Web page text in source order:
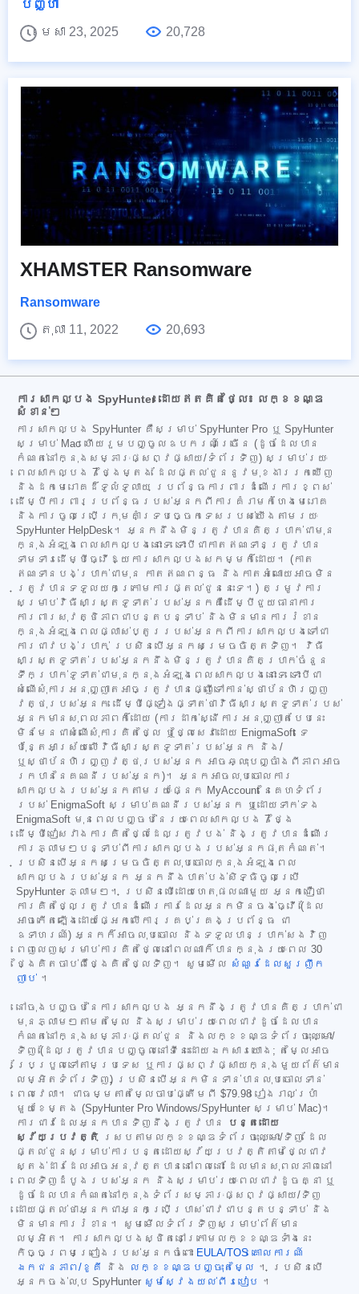
បញ្ហា
មេសា 23, 2025
20,728
XHAMSTER Ransomware
Ransomware
តុលា 11, 2022
20,693
ការសាកល្បង SpyHunter ដោយឥតគិតថ្លៃ៖ លក្ខខណ្ឌ
សំខាន់ៗ
ការសាកល្បង SpyHunter គឺសម្រាប់ SpyHunter Pro ឬ SpyHunter
សម្រាប់ Mac ហើយរួមបញ្ចូលឧបករណ៍ច្រើន (ដូចដែលបាន
កំណត់នៅក្នុងសម្ភារៈផ្សព្វផ្សាយ/ទំព័រទិញ) សម្រាប់រយៈ
ពេលសាកល្បង 7 ថ្ងៃម្តង ដែលផ្តល់ជូននូវមុខងាររកឃើញ
និងដកមេរោគដ៏ទូលំទូលាយ ប្រព័ន្ធការពារដំណើរការខ្ពស់
ដើម្បីការពារប្រព័ន្ធរបស់អ្នកពីការគំរាមកំហែងមេរោគ
និងការចូលប្រើក្រុមគាំទ្របច្ចេកទេសរបស់យើងតាមរយៈ
SpyHunter HelpDesk។ អ្នកនឹងមិនត្រូវបានគិតប្រាក់ជាមុន
ក្នុងអំឡុងពេលសាកល្បងនោះទេ ទោះបីជាកាតឥណទានត្រូវបាន
ទាមទារដើម្បីធ្វើឱ្យការសាកល្បងសកម្មក៏ដោយ។ (កាត
ឥណទានបង់ប្រាក់ជាមុន កាតឥណពន្ធ និងកាតអំណោយអាចមិន
ត្រូវបានទទួលយកក្រោមការផ្តល់ជូននេះទេ។) តម្រូវការ
សម្រាប់វិធីសាស្ត្រទូទាត់របស់អ្នកគឺដើម្បីជួយធានាការ
ការពារសុវត្ថិភាពជាបន្តបន្ទាប់ និងមិនមានការរំខាន
ក្នុងអំឡុងពេលផ្លាស់ប្តូររបស់អ្នកពីការសាកល្បងទៅជា
ការជាវបង់ប្រាក់ ប្រសិនបើអ្នកសម្រេចចិត្តទិញ។ វិធី
សាស្ត្រទូទាត់របស់អ្នកនឹងមិនត្រូវបានគិតប្រាក់ចំនួន
ទឹកប្រាក់ទូទាត់ជាមុនក្នុងអំឡុងពេលសាកល្បងនោះទេ ទោះបីជា
សំណើសុំការអនុញ្ញាតអាចត្រូវបានផ្ញើទៅកាន់ស្ថាប័នហិរញ្ញ
វត្ថុរបស់អ្នក ដើម្បីផ្ទៀងផ្ទាត់ថាវិធីសាស្ត្រទូទាត់របស់
អ្នកមានសុពលភាពក៏ដោយ (ការដាក់ស្នើការអនុញ្ញាតបែបនេះ
មិនមែនជាសំណើសុំការគិតថ្លៃ ឬថ្លៃសេវាដោយ EnigmaSoft ទេ
ប៉ុន្តែអាស្រ័យលើវិធីសាស្ត្រទូទាត់របស់អ្នក និង/
ឬស្ថាប័នហិរញ្ញវត្ថុរបស់អ្នក អាចឆ្លុះបញ្ចាំងពីភាពអាច
រកបាននៃគណនីរបស់អ្នក)។ អ្នកអាចលុបចោលការ
សាកល្បងរបស់អ្នកតាមរយៈផ្នែក MyAccount នៃគេហទំព័រ
របស់ EnigmaSoft សម្រាប់គណនីរបស់អ្នក ឬដោយទាក់ទង
EnigmaSoft មុនពេលបញ្ចប់នៃរយៈពេលសាកល្បង 7 ថ្ងៃ
ដើម្បីជៀសវាងការគិតថ្លៃដែលត្រូវបង់ និងត្រូវបានដំណើរ
ការភ្លាមៗបន្ទាប់ពីការសាកល្បងរបស់អ្នកផុតកំណត់។
ប្រសិនបើអ្នកសម្រេចចិត្តលុបចោលក្នុងអំឡុងពេល
សាកល្បងរបស់អ្នក អ្នកនឹងបាត់បង់សិទ្ធិចូលប្រើ
SpyHunter ភ្លាមៗ។ ប្រសិនបើដោយហេតុផលណាមួយ អ្នកជឿថា
ការគិតថ្លៃត្រូវបានដំណើរការដែលអ្នកមិនចង់ធ្វើ (ដែល
អាចកើតឡើងដោយផ្អែកលើការគ្រប់គ្រងប្រព័ន្ធ ជា
ឧទាហរណ៍) អ្នកក៏អាចលុបចោល និងទទួលបានប្រាក់សងវិញ
ពេញលេញសម្រាប់ការគិតថ្លៃនៅពេលណាក៏បានក្នុងរយៈពេល 30
ថ្ងៃគិតចាប់ពីថ្ងៃគិតថ្លៃទិញ។ សូមមើល សំណួរដែលសួរញឹក
ញាប់ ។
នៅចុងបញ្ចប់នៃការសាកល្បង អ្នកនឹងត្រូវបានគិតប្រាក់ជា
មុនភ្លាមៗតាមតម្លៃ និងសម្រាប់រយៈពេលជាវដូចដែលបាន
កំណត់នៅក្នុងសម្ភារៈផ្តល់ជូន និងលក្ខខណ្ឌទំព័រចុះឈ្មោះ/
ទិញ (ដែលត្រូវបានបញ្ចូលនៅទីនេះដោយឯកសារយោង; តម្លៃអាច
ប្រែប្រួលទៅតាមប្រទេស ឬការផ្សព្វផ្សាយក្នុងមួយព័ត៌មាន
លម្អិតទំព័រទិញ) ប្រសិនបើអ្នកមិនទាន់បានលុបចោលទាន់
ពេលវេលា។ ជាធម្មតាតម្លៃចាប់ផ្តើមពី $79.98 រៀងរាល់ប្រាំ
មួយខែម្តង (SpyHunter Pro Windows/SpyHunter សម្រាប់ Mac)។
ការជាវដែលអ្នកបានទិញនឹងត្រូវបាន
បន្តដោយ
ស្វ័យប្រវត្តិ ស្របតាមលក្ខខណ្ឌទំព័រចុះឈ្មោះ/ទិញ ដែល
ផ្តល់ជូនសម្រាប់ការបន្តដោយស្វ័យប្រវត្តិតាមថ្លៃជាវ
ស្តង់ដារដែលអាចអនុវត្តបាននៅពេលនោះ ដែលមានសុពលភាពនៅ
ពេលទិញដំបូងរបស់អ្នក និងសម្រាប់រយៈពេលជាវដូចគ្នា ឬ
ដូចដែលបានកំណត់នៅក្នុងទំព័រសម្ភារៈផ្សព្វផ្សាយ/ទិញ
ដោយផ្តល់ថាអ្នកជាអ្នកប្រើប្រាស់ជាវជាបន្តបន្ទាប់ និង
មិនមានការរំខាន។ សូមមើលទំព័រទិញសម្រាប់ព័ត៌មាន
លម្អិត។ ការសាកល្បងស្ថិតនៅក្រោមលក្ខខណ្ឌទាំងនេះ
កិច្ចព្រមព្រៀងរបស់អ្នកចំពោះ EULA/TOS គោលការណ៍
ឯកជនភាព/ខូគី
និង លក្ខខណ្ឌបញ្ចុះតម្លៃ ។ ប្រសិនបើ
អ្នកចង់លុប SpyHunter សូមស្វែងយល់ពីរបៀប ។